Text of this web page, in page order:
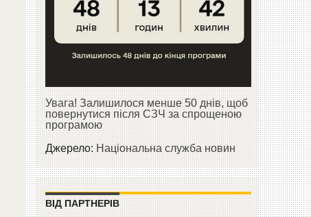
Увага! Залишилося менше 50 днів, щоб
повернутися після СЗЧ за спрощеною
програмою
Джерело:Національна служба новин
ВІД ПАРТНЕРІВ